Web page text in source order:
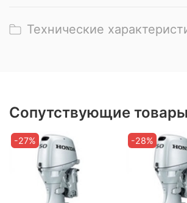
Технические
Сопутствующие товары
-27% -28%